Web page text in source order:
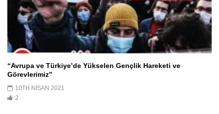
“Avrupa ve Türkiye’de Yükselen Gençlik Hareketi ve
Görevlerimiz”
10TH NISAN 2021
2